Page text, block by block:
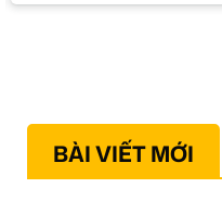
BÀI VIẾT MỚI